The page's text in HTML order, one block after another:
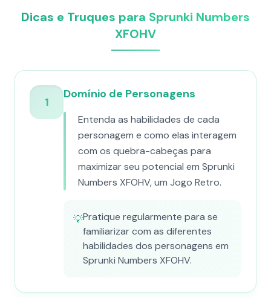
Dicas e Truques para Sprunki Numbers
XFOHV
1
Domínio de Personagens
Entenda as habilidades de cada
personagem e como elas interagem
com os quebra-cabeças para
maximizar seu potencial em Sprunki
Numbers XFOHV, um Jogo Retro.
💡Pratique regularmente para se
familiarizar com as diferentes
habilidades dos personagens em
Sprunki Numbers XFOHV.